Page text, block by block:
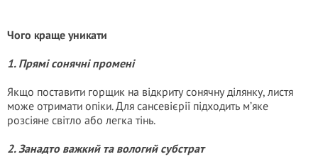
Чого краще уникати
1. Прямі сонячні промені
Якщо поставити горщик на відкриту сонячну ділянку, листя
може отримати опіки. Для сансевієрії підходить м’яке
розсіяне світло або легка тінь.
2. Занадто важкий та вологий субстрат